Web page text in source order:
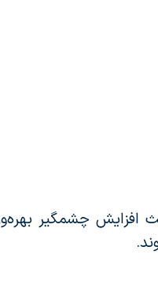
افزایش چشمگیر